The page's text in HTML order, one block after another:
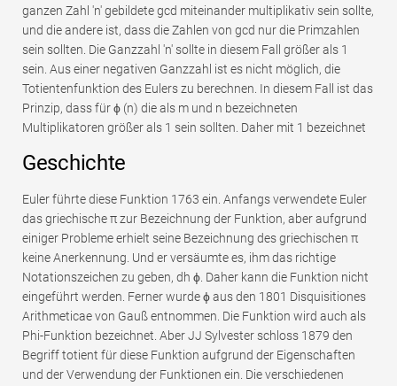
ganzen Zahl 'n' gebildete gcd miteinander multiplikativ sein sollte,
und die andere ist, dass die Zahlen von gcd nur die Primzahlen
sein sollten. Die Ganzzahl 'n' sollte in diesem Fall größer als 1
sein. Aus einer negativen Ganzzahl ist es nicht möglich, die
Totientenfunktion des Eulers zu berechnen. In diesem Fall ist das
Prinzip, dass für ϕ (n) die als m und n bezeichneten
Multiplikatoren größer als 1 sein sollten. Daher mit 1 bezeichnet
Geschichte
Euler führte diese Funktion 1763 ein. Anfangs verwendete Euler
das griechische π zur Bezeichnung der Funktion, aber aufgrund
einiger Probleme erhielt seine Bezeichnung des griechischen π
keine Anerkennung. Und er versäumte es, ihm das richtige
Notationszeichen zu geben, dh ϕ. Daher kann die Funktion nicht
eingeführt werden. Ferner wurde ϕ aus den 1801 Disquisitiones
Arithmeticae von Gauß entnommen. Die Funktion wird auch als
Phi-Funktion bezeichnet. Aber JJ Sylvester schloss 1879 den
Begriff totient für diese Funktion aufgrund der Eigenschaften
und der Verwendung der Funktionen ein. Die verschiedenen